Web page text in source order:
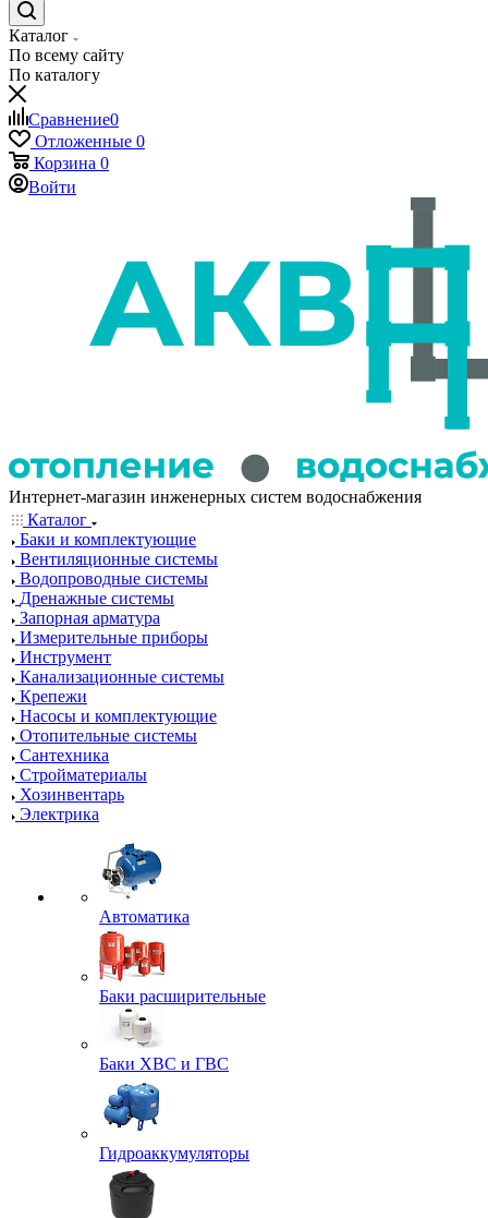
Каталог
По всему сайту
По каталогу
Сравнение0
Отложенные 0
Корзина 0
Войти
Интернет-магазин инженерных систем водоснабжения
Каталог
Баки и комплектующие
Вентиляционные системы
Водопроводные системы
Дренажные системы
Запорная арматура
Измерительные приборы
Инструмент
Канализационные системы
Крепежи
Насосы и комплектующие
Отопительные системы
Сантехника
Стройматериалы
Хозинвентарь
Электрика
Автоматика
Баки расширительные
Баки ХВС и ГВС
Гидроаккумуляторы